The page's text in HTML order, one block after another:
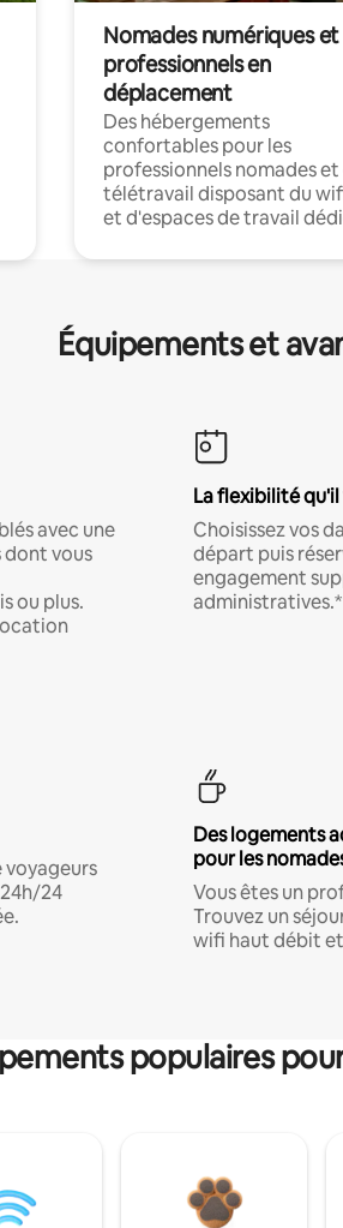
Nomades numériques et
professionnels en
déplacement
Des hébergements
confortables pour les
professionnels nomades et
télétravail disposant du
et d'espaces de travail
Équipements et
avec une
dont vous
ou plus.
La flexibilité
Choisissez vos
départ puis
engagement
administratives.*
voyageurs
24
Des logements
pour les
Vous êtes un
Trouvez un
wifi haut débit
populaires